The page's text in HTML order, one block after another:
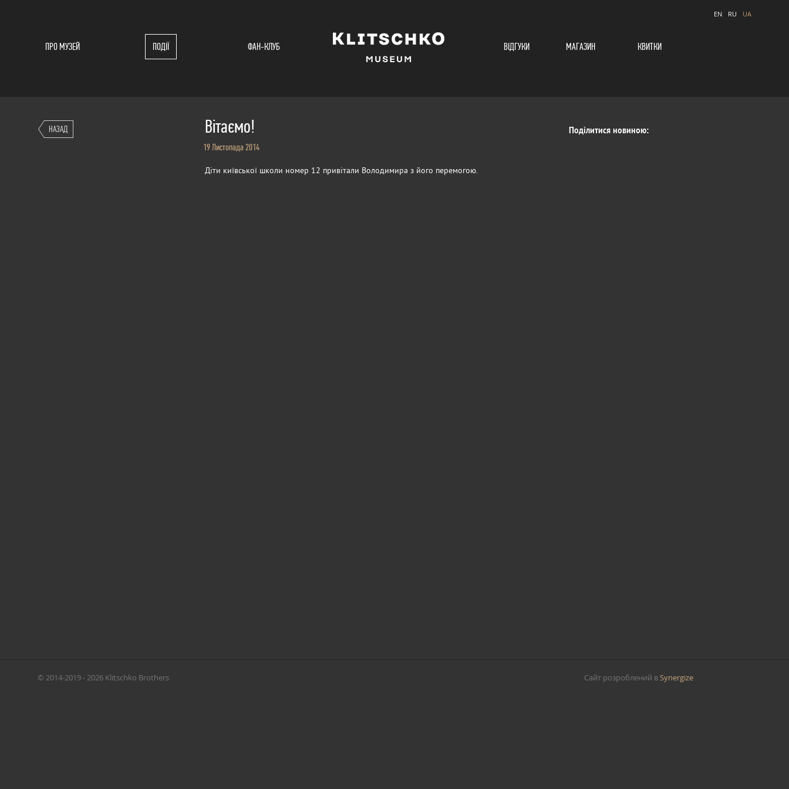
EN RU UA
ПРО МУЗЕЙ ПОДІЇ ФАН-КЛУБ ВІДГУКИ МАГАЗИН КВИТКИ
НАЗАД Вітаємо!
19 Листопада 2014
Діти київської школи номер 12 привітали Володимира з його перемогою.
Поділитися новиною:
© 2014-2019 - 2026 Klitschko Brothers Сайт розроблений вSynergize